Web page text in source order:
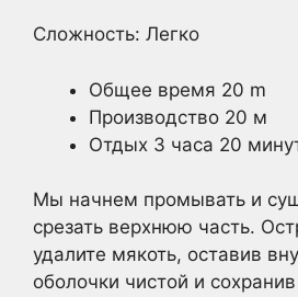
Сложность: Легко
Общее время 20 m
Производство 20 м
Отдых 3 часа 20
Мы начнем промывать и
срезать верхнюю часть.
удалите мякоть, оставив
оболочки чистой и